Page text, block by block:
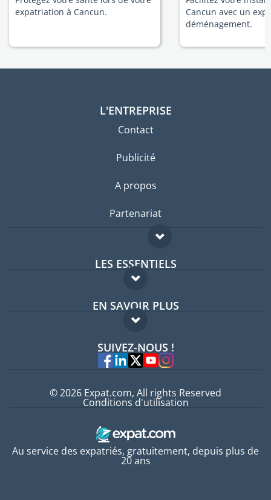
expatriation à Cancun.
Cancun avec un
déménagement.
L'ENTREPRISE
Contact
Publicité
A propos
Partenariat
LES ESSENTIELS
Forum expatriés
Guides pays
EN SAVOIR PLUS
FAQ
Experts
SUIVEZ-NOUS !
Au service des expatriés, gratuitement, depuis plus de
20 ans
© 2026 Expat.com, All rights Reserved
Conditions d'utilisation